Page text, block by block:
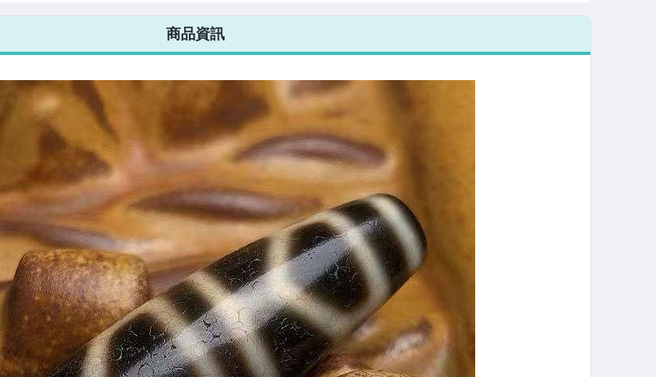
7-ELEVEN 運費只要38元
不限金額、筆數，筆筆優惠無限次！
商品資訊